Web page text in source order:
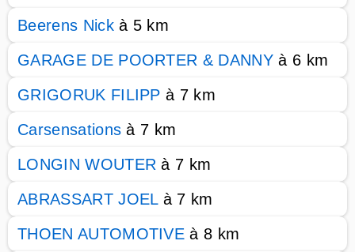
Beerens Nickà 5 km
GARAGE DE POORTER & DANNY à 6 km
GRIGORUK FILIPP à 7 km
Carsensations à 7 km
LONGIN WOUTER à 7 km
ABRASSART JOELà 7 km
THOEN AUTOMOTIVE à 8 km